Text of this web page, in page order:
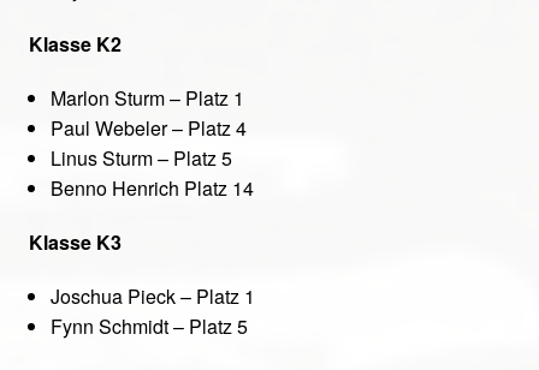
Klasse K2
Marlon Sturm – Platz 1
Paul Webeler – Platz 4
Linus Sturm – Platz 5
Benno Henrich Platz 14
Klasse K3
Joschua Pieck – Platz 1
Fynn Schmidt – Platz 5